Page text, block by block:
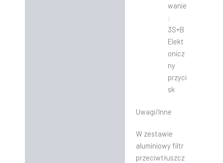
wanie
:
3S+B
Elekt
onicz
ny
przyci
sk
Uwagi/Inne
W zestawie
aluminiowy filtr
przeciwtłuszcz